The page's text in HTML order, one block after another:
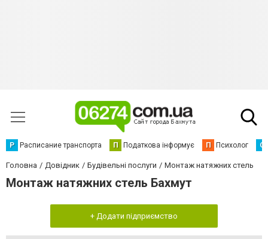
Р Расписание транспорта П Податкова інформує П Психолог С
Головна Довідник Будівельні послуги Монтаж натяжних стель
Монтаж натяжних стель Бахмут
+ Додати підприємство